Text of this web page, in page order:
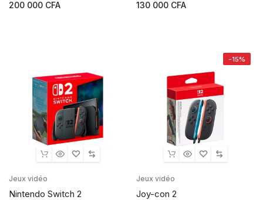
200 000 CFA 130 000 CFA
Jeux vidéo
Nintendo Switch 2
-15%
Jeux vidéo
Joy-con 2